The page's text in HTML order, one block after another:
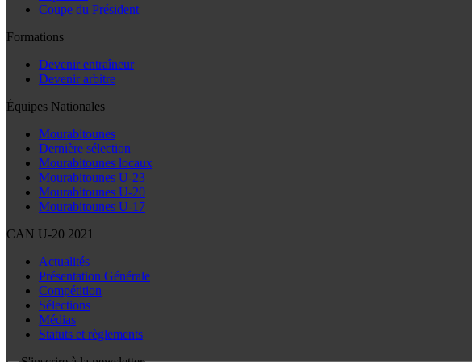
Coupe du Président
Formations
Devenir entraîneur
Devenir arbitre
Équipes Nationales
Mourabitounes
Dernière sélection
Mourabitounes locaux
Mourabitounes U-23
Mourabitounes U-20
Mourabitounes U-17
CAN U-20 2021
Actualités
Présentation Générale
Compétition
Sélections
Médias
Statuts et règlements